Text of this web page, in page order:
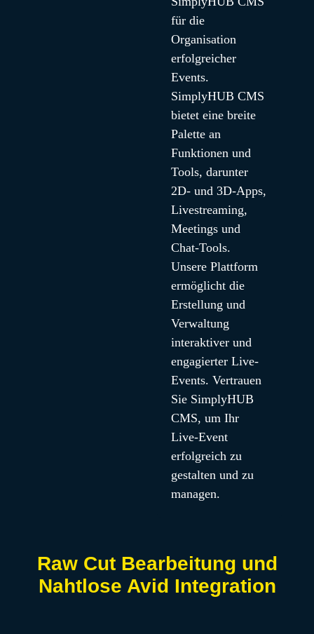
für die
Organisation
erfolgreicher
Events.
SimplyHUB CMS
bietet eine breite
Palette an
Funktionen und
Tools, darunter
2D- und 3D-Apps,
Livestreaming,
Meetings und
Chat-Tools.
Unsere Plattform
ermöglicht die
Erstellung und
Verwaltung
interaktiver und
engagierter Live-
Events. Vertrauen
Sie SimplyHUB
CMS, um Ihr
Live-Event
erfolgreich zu
gestalten und zu
managen.
Raw Cut Bearbeitung und
Nahtlose Avid Integration